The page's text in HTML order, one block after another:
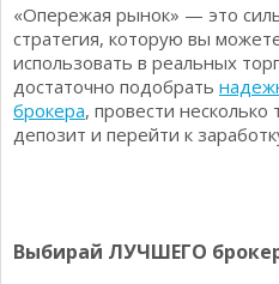
«Опережая рынок» — это
стратегия, которую вы
использовать в реальных
достаточно подобрать
брокера, провести несколько
депозит и перейти к
Выбирай ЛУЧШЕГО